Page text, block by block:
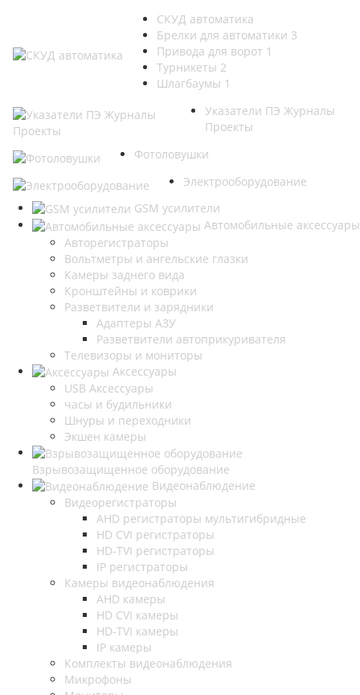
СКУД автоматика
Брелки для автоматики 3
Привода для ворот 1
Турникеты 2
Шлагбаумы 1
Указатели ПЭ Журналы
Проекты
Фотоловушки
Электрооборудование
GSM усилители
Автомобильные аксессуары
Авторегистраторы
Вольтметры и ангельские глазки
Камеры заднего вида
Кронштейны и коврики
Разветвители и зарядники
Адаптеры АЗУ
Разветвители автоприкуривателя
Телевизоры и мониторы
Аксессуары
USB Аксессуары
часы и будильники
Шнуры и переходники
Экшен камеры
Взрывозащищенное оборудование
Видеонаблюдение
Видеорегистраторы
AHD регистраторы мультигибридные
HD CVI регистраторы
HD-TVI регистраторы
IP регистраторы
Камеры видеонаблюдения
AHD камеры
HD CVI камеры
HD-TVI камеры
IP камеры
Комплекты видеонаблюдения
Микрофоны